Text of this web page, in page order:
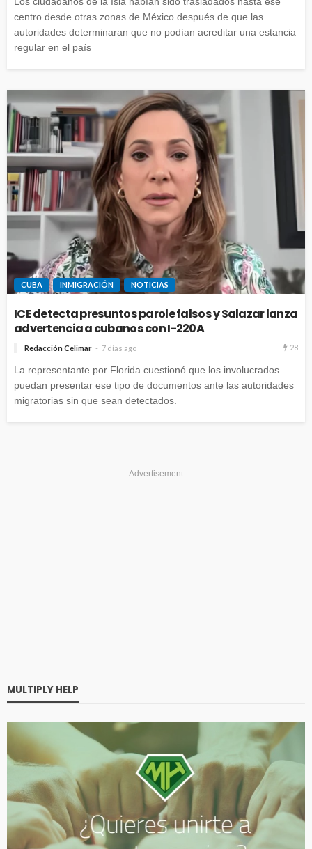
centro desde otras zonas de México después de que las
autoridades determinaran que no podían acreditar una estancia
regular en el país
CUBA INMIGRACIÓN NOTICIAS
ICE detecta presuntos parole falsos y Salazar lanza
advertencia a cubanos con I-220A
Redacción Celimar 7 días ago 28
La representante por Florida cuestionó que los involucrados
puedan presentar ese tipo de documentos ante las autoridades
migratorias sin que sean detectados.
Advertisement
MULTIPLY HELP